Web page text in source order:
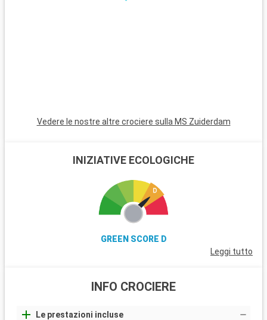
Vedere le nostre altre crociere sulla MS Zuiderdam
INIZIATIVE ECOLOGICHE
GREEN SCORE D
Leggi tutto
INFO CROCIERE
Le prestazioni incluse